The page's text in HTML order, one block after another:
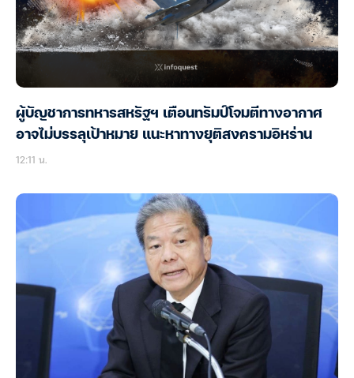
ผู้บัญชาการทหารสหรัฐฯ เตือนทรัมป์โจมตีทางอากาศ
อาจไม่บรรลุเป้าหมาย แนะหาทางยุติสงครามอิหร่าน
12:11 น.